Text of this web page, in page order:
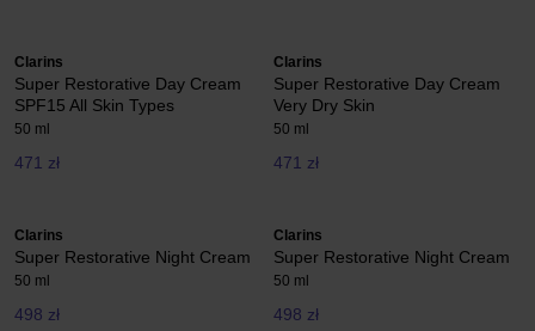
Clarins
Super Restorative Day Cream
SPF15 All Skin Types
50 ml
471 zł
Clarins
Super Restorative Day Cream
Very Dry Skin
50 ml
471 zł
Clarins
Super Restorative Night Cream
50 ml
498 zł
Clarins
Super Restorative Night Cream
50 ml
498 zł